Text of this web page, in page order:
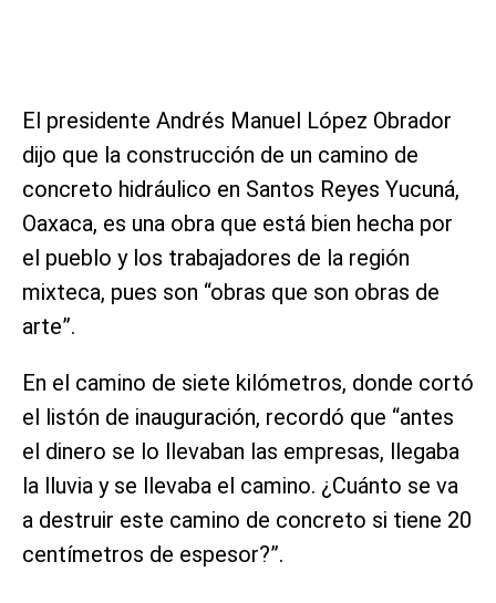
El presidente Andrés Manuel López Obrador
dijo que la construcción de un camino de
concreto hidráulico en Santos Reyes Yucuná,
Oaxaca, es una obra que está bien hecha por
el pueblo y los trabajadores de la región
mixteca, pues son “obras que son obras de
arte”.
En el camino de siete kilómetros, donde cortó
el listón de inauguración, recordó que “antes
el dinero se lo llevaban las empresas, llegaba
la lluvia y se llevaba el camino. ¿Cuánto se va
a destruir este camino de concreto si tiene 20
centímetros de espesor?”.